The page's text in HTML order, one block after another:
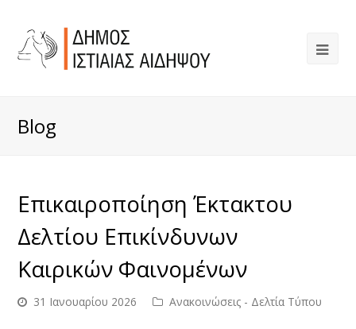
Blog
Επικαιροποίηση Έκτακτου
Δελτίου Επικίνδυνων
Καιρικών Φαινομένων
31 Ιανουαρίου 2026 Ανακοινώσεις - Δελτία Τύπου